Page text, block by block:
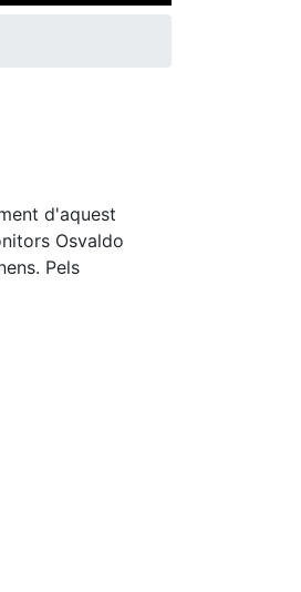
d'aquest
Osvaldo
Pels